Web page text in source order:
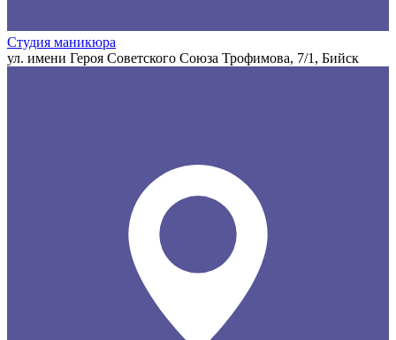
Студия маникюра
ул. имени Героя Советского Союза Трофимова, 7/1, Бийск